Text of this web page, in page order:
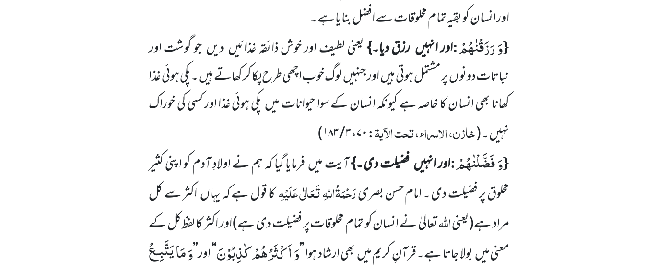
اور انسان کو بقیہ تمام مخلوقات سے افضل بنایا ہے۔
{وَ رَزَقْنٰهُمْ:اور انہیںرزق دیا۔}یعنی لطیف اور خوش ذائقہ غذائیںدیںجو گوشت اور
نباتات دونوںپر مشتمل ہوتی ہیںاور جنہیںلوگ خوب اچھی طرح پکا کر کھاتے ہیں ۔پکی ہوئی غذا
کھانا بھی انسان کا خاصہ ہے کیونکہ انسان کے سوا حیواناتمیںپکی ہوئی غذا اور کسی کی خوراک
نہیں ۔(خازن، الاسراء، تحت الآیۃ:۷۰،۳ / ۱۸۳ )
{وَ فَضَّلْنٰهُمْ:اور انہیںفضیلت دی۔}آیت میںفرمایا گیا کہ ہم نے اولادِ آدم کو اپنی کثیر
مخلوق پر فضیلت دی ۔ امام حسن بصریرَحْمَۃُاللّٰہِ تَعَالٰی عَلَیْہِکا قول ہے کہ یہاںاکثر سے کل
مراد ہے(یعنیاللّٰہتعالیٰ نے انسان کو تمام مخلوقات پر فضیلت دی ہے)اور اکثر کا لفظ کل کے
معنی میںبولا جاتا ہے۔ قرآنِ کریم میںبھی ارشاد ہوا’’وَ اَكْثَرُهُمْ كٰذِبُوْنَ‘‘اور’’وَ مَا یَتَّبِـعُ